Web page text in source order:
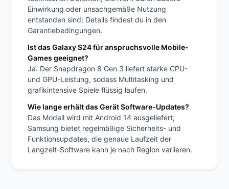
Einwirkung oder unsachgemäße Nutzung
entstanden sind; Details findest du in den
Garantiebedingungen.
Ist das Galaxy S24 für anspruchsvolle Mobile-
Games geeignet?
Ja. Der Snapdragon 8 Gen 3 liefert starke CPU-
und GPU-Leistung, sodass Multitasking und
grafikintensive Spiele flüssig laufen.
Wie lange erhält das Gerät Software-Updates?
Das Modell wird mit Android 14 ausgeliefert;
Samsung bietet regelmäßige Sicherheits- und
Funktionsupdates, die genaue Laufzeit der
Langzeit-Software kann je nach Region variieren.